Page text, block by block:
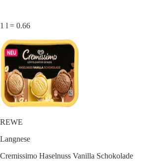
1 l = 0.66
REWE
Langnese
Cremissimo Haselnuss Vanilla Schokolade